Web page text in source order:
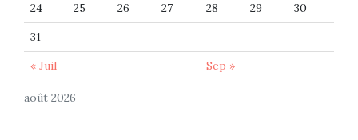
août 2026
24
25 26 27 28 29
30
31
« Juil
Sep »